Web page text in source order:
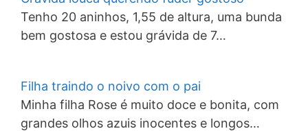
Tenho 20 aninhos, 1,55 de altura, uma bunda
bem gostosa e estou grávida de 7…
Filha traindo o noivo com o pai
Minha filha Rose é muito doce e bonita, com
grandes olhos azuis inocentes e longos…